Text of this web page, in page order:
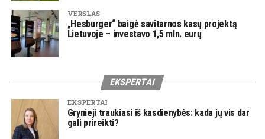
VERSLAS
„Hesburger“ baigė savitarnos kasų projektą
Lietuvoje – investavo 1,5 mln. eurų
EKSPERTAI
EKSPERTAI
Grynieji traukiasi iš kasdienybės: kada jų vis dar
gali prireikti?